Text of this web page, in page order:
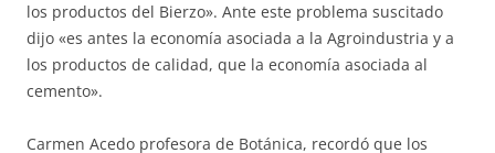
los productos del Bierzo». Ante este problema suscitado
dijo «es antes la economía asociada a la Agroindustria y a
los productos de calidad, que la economía asociada al
cemento».
Carmen Acedo profesora de Botánica, recordó que los